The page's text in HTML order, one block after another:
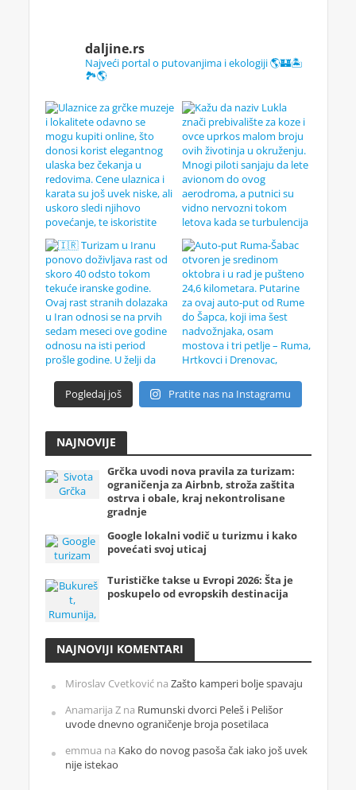
daljine.rs
Najveći portal o putovanjima i ekologiji 🌎🏰🏝️
🏞️🌎
Pogledaj još Pratite nas na Instagramu
NAJNOVIJE
Grčka uvodi nova pravila za turizam:
ograničenja za Airbnb, stroža zaštita
ostrva i obale, kraj nekontrolisane
gradnje
Google lokalni vodič u turizmu i kako
povećati svoj uticaj
Turističke takse u Evropi 2026: Šta je
poskupelo od evropskih destinacija
NAJNOVIJI KOMENTARI
Miroslav Cvetkovićna Zašto kamperi bolje spavaju
Anamarija Zna Rumunski dvorci Peleš i Pelišor
uvode dnevno ograničenje broja posetilaca
emmua na Kako do novog pasoša čak iako još uvek
nije istekao